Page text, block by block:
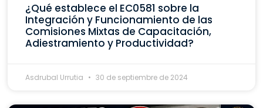
¿Qué establece el EC0581 sobre la
Integración y Funcionamiento de las
Comisiones Mixtas de Capacitación,
Adiestramiento y Productividad?
Asdrubal Urrutia 30 de septiembre de 2024